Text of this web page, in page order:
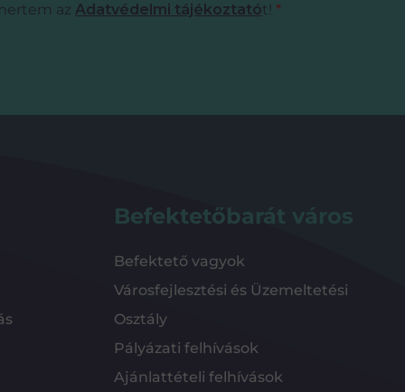
*
az Adatvédelmi tájékoztatót!
Befektetőbarát város
Befektető vagyok
Városfejlesztési és Üzemeltetési
Osztály
Pályázati felhívások
Ajánlattételi felhívások